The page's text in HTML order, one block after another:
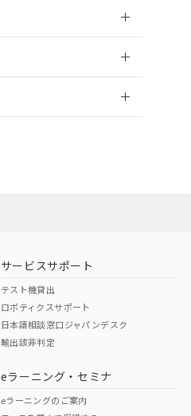
サービスサポート
テスト機貸出
ロボティクスサポート
日本語相談窓口ジャパンデスク
輸出該非判定
eラーニング・セミナ
eラーニングのご案内